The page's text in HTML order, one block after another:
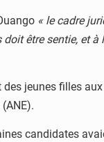
« le cadre
être sentie, et
jeunes filles
candidates